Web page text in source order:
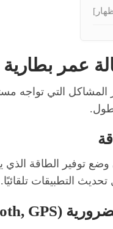
المشاكل التي تواجه
توفير الطاقة
التطبيقات تلقائيًا.